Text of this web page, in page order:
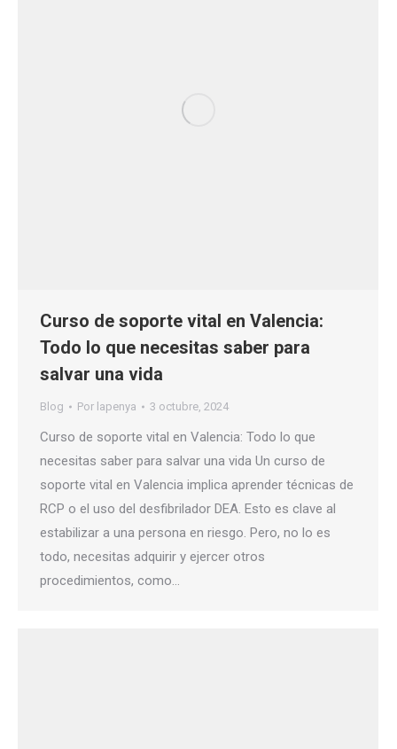
Curso de soporte vital en Valencia:
Todo lo que necesitas saber para
salvar una vida
Blog Por lapenya 3 octubre, 2024
Curso de soporte vital en Valencia: Todo lo que
necesitas saber para salvar una vida Un curso de
soporte vital en Valencia implica aprender técnicas de
RCP o el uso del desfibrilador DEA. Esto es clave al
estabilizar a una persona en riesgo. Pero, no lo es
todo, necesitas adquirir y ejercer otros
procedimientos, como…